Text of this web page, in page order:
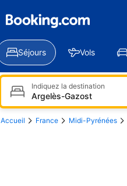
Séjours Vols
Indiquez la destination
Accueil France Midi-Pyrénées